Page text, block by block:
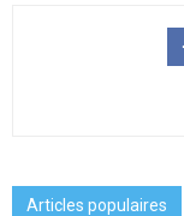
Articles populaires